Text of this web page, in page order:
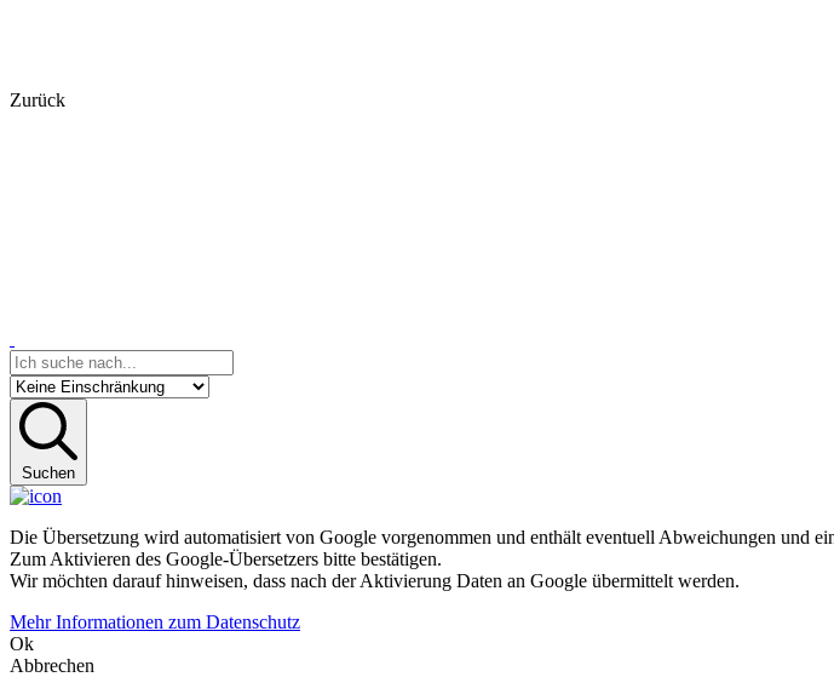
Zurück
Suchen
Die Übersetzung wird automatisiert von Google vorgenommen und enthält eventuell Abweichungen und
Zum Aktivieren des Google-Übersetzers bitte bestätigen.
Wir möchten darauf hinweisen, dass nach der Aktivierung Daten an Google übermittelt werden.
Mehr Informationen zum Datenschutz
Ok
Abbrechen